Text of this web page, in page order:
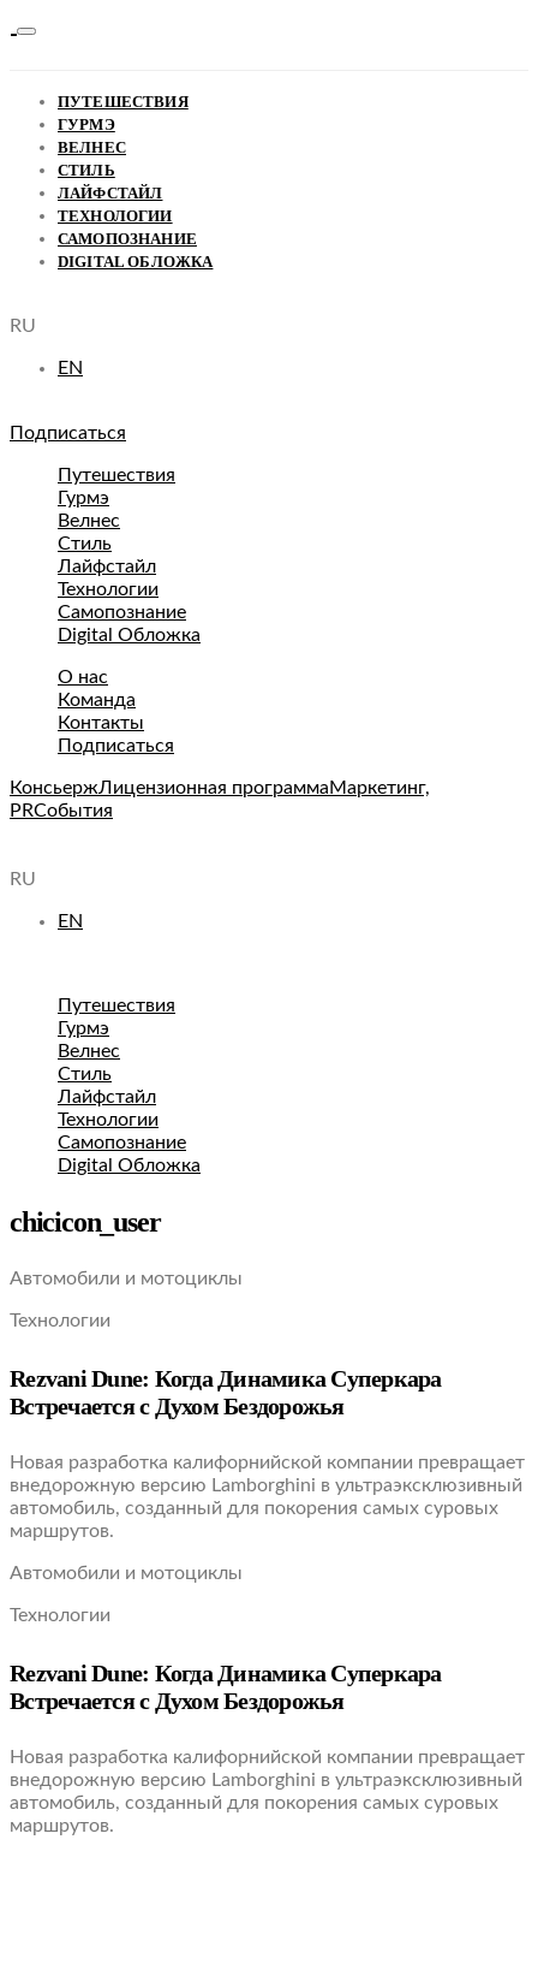
ПУТЕШЕСТВИЯ
ГУРМЭ
ВЕЛНЕС
СТИЛЬ
ЛАЙФСТАЙЛ
ТЕХНОЛОГИИ
САМОПОЗНАНИЕ
DIGITAL ОБЛОЖКА
RU
EN
Подписаться
Путешествия
Гурмэ
Велнес
Стиль
Лайфстайл
Технологии
Самопознание
Digital Обложка
О нас
Команда
Контакты
Подписаться
КонсьержЛицензионная программаМаркетинг,
PRСобытия
RU
EN
Путешествия
Гурмэ
Велнес
Стиль
Лайфстайл
Технологии
Самопознание
Digital Обложка
chicicon_user
Автомобили и мотоциклы
Технологии
Rezvani Dune: Когда Динамика Суперкара
Встречается с Духом Бездорожья
Новая разработка калифорнийской компании превращает
внедорожную версию Lamborghini в ультраэксклюзивный
автомобиль, созданный для покорения самых суровых
маршрутов.
Автомобили и мотоциклы
Технологии
Rezvani Dune: Когда Динамика Суперкара
Встречается с Духом Бездорожья
Новая разработка калифорнийской компании превращает
внедорожную версию Lamborghini в ультраэксклюзивный
автомобиль, созданный для покорения самых суровых
маршрутов.